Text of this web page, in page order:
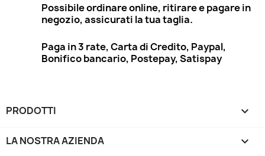
Possibile ordinare online, ritirare e pagare in
negozio, assicurati la tua taglia.
Paga in 3 rate, Carta di Credito, Paypal,
Bonifico bancario, Postepay, Satispay
PRODOTTI 
LA NOSTRA AZIENDA 